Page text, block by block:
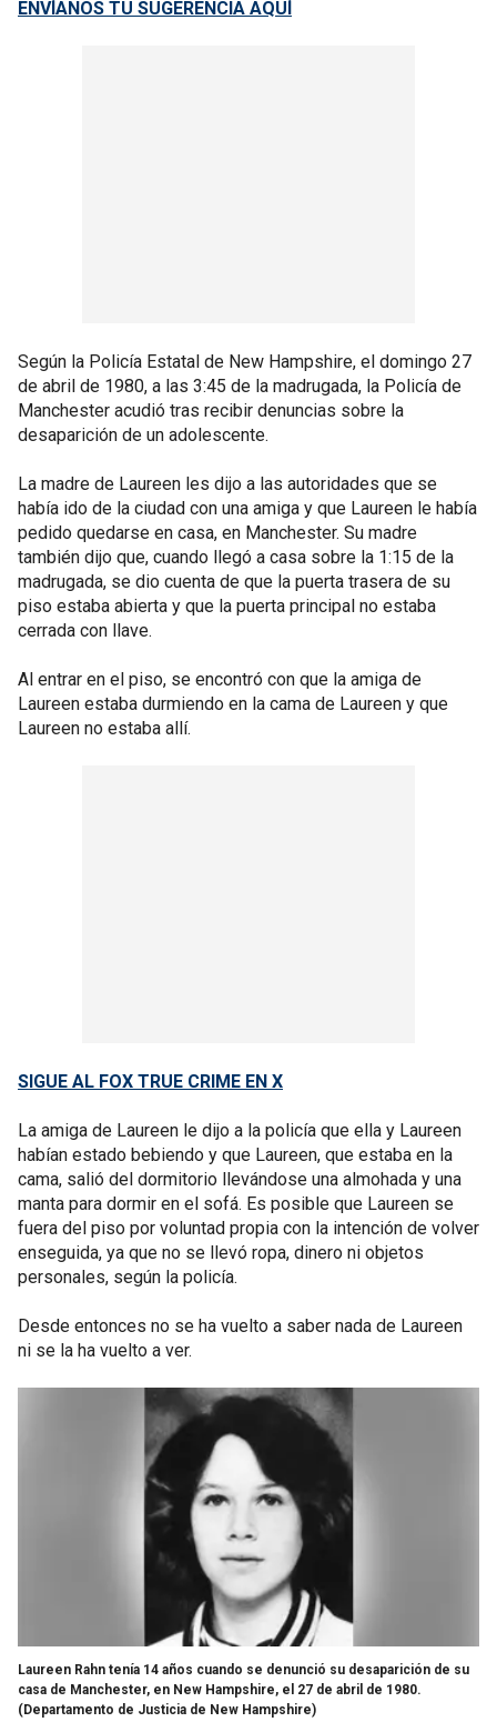
ENVÍANOS TU SUGERENCIA AQUÍ
Según la Policía Estatal de New Hampshire, el domingo 27
de abril de 1980, a las 3:45 de la madrugada, la Policía de
Manchester acudió tras recibir denuncias sobre la
desaparición de un adolescente.
La madre de Laureen les dijo a las autoridades que se
había ido de la ciudad con una amiga y que Laureen le había
pedido quedarse en casa, en Manchester. Su madre
también dijo que, cuando llegó a casa sobre la 1:15 de la
madrugada, se dio cuenta de que la puerta trasera de su
piso estaba abierta y que la puerta principal no estaba
cerrada con llave.
Al entrar en el piso, se encontró con que la amiga de
Laureen estaba durmiendo en la cama de Laureen y que
Laureen no estaba allí.
SIGUE AL FOX TRUE CRIME EN X
La amiga de Laureen le dijo a la policía que ella y Laureen
habían estado bebiendo y que Laureen, que estaba en la
cama, salió del dormitorio llevándose una almohada y una
manta para dormir en el sofá. Es posible que Laureen se
fuera del piso por voluntad propia con la intención de volver
enseguida, ya que no se llevó ropa, dinero ni objetos
personales, según la policía.
Desde entonces no se ha vuelto a saber nada de Laureen
ni se la ha vuelto a ver.
Laureen Rahn tenía 14 años cuando se denunció su desaparición de su
casa de Manchester, en New Hampshire, el 27 de abril de 1980.
(Departamento de Justicia de New Hampshire)